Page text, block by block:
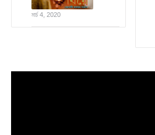
মার্চ 4, 2020